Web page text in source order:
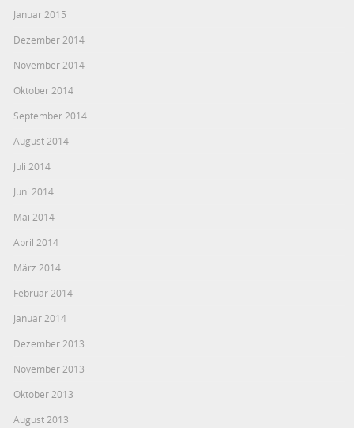
Januar 2015
Dezember 2014
November 2014
Oktober 2014
September 2014
August 2014
Juli 2014
Juni 2014
Mai 2014
April 2014
März 2014
Februar 2014
Januar 2014
Dezember 2013
November 2013
Oktober 2013
August 2013